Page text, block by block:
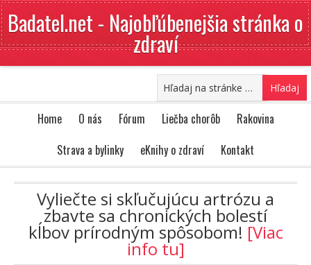
Badatel.net - Najobľúbenejšia stránka o
zdraví
Home O nás Fórum Liečba chorôb
Rakovina
Strava a bylinky
eKnihy o zdraví Kontakt
Vyliečte si skľučujúcu artrózu a
zbavte sa chronických bolestí
kĺbov prírodným spôsobom! [Viac
info tu]